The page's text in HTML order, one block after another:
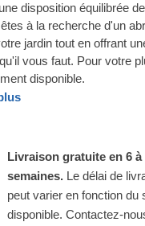
disposition équilibrée
à la recherche d'un
jardin tout en offrant
vous faut. Pour votre
disponible.
Livraison gratuite en 6 à
semaines. Le délai de
peut varier en fonction du
disponible. Contactez-